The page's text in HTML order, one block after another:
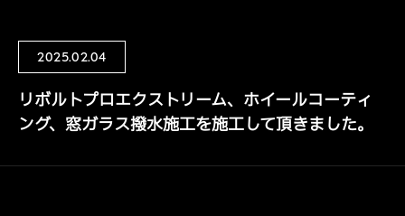
2025.02.04
リボルトプロエクストリーム、ホイールコーティ
ング、窓ガラス撥水施工を施工して頂きました。